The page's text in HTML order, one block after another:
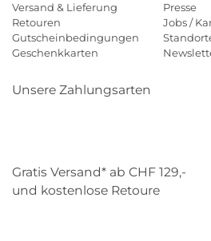
Versand & Lieferung
Retouren
Gutscheinbedingungen
Geschenkkarten
Presse
Jobs /
Unsere Zahlungsarten
Gratis Versand* ab CHF 129,-
und kostenlose Retoure